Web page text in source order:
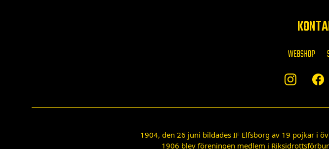
WEBSHOP
1904, den 26 juni bildades IF Elfsborg av 19 pojkar i
1906 blev föreningen medlem i